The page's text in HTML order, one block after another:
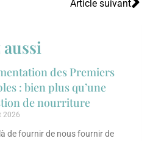
Article suivant
aussi
des Premiers
: bien plus qu’une
de nourriture
2026
de fournir de nous fournir de